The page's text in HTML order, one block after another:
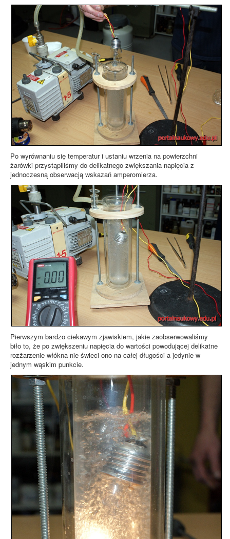
Po wyrównaniu się temperatur i ustaniu wrzenia na powierzchni
żarówki przystąpiliśmy do delikatnego zwiększania napięcia z
jednoczesną obserwacją wskazań amperomierza.
Pierwszym bardzo ciekawym zjawiskiem, jakie zaobserwowaliśmy
biło to, że po zwiększeniu napięcia do wartości powodującej delikatne
rozżarzenie włókna nie świeci ono na całej długości a jedynie w
jednym wąskim punkcie.